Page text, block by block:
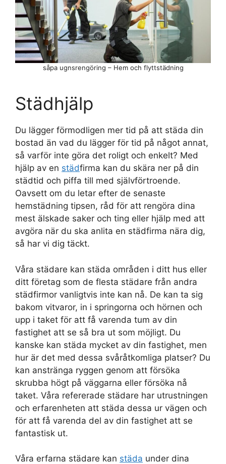
Städhjälp
Du lägger förmodligen mer tid på att städa din
bostad än vad du lägger för tid på något annat,
så varför inte göra det roligt och enkelt? Med
hjälp av en städfirma kan du skära ner på din
städtid och piffa till med självförtroende.
Oavsett om du letar efter de senaste
hemstädning tipsen, råd för att rengöra dina
mest älskade saker och ting eller hjälp med att
avgöra när du ska anlita en städfirma nära dig,
så har vi dig täckt.
Våra städare kan städa områden i ditt hus eller
ditt företag som de flesta städare från andra
städfirmor vanligtvis inte kan nå. De kan ta sig
bakom vitvaror, in i springorna och hörnen och
upp i taket för att få varenda tum av din
fastighet att se så bra ut som möjligt. Du
kanske kan städa mycket av din fastighet, men
hur är det med dessa svåråtkomliga platser? Du
kan anstränga ryggen genom att försöka
skrubba högt på väggarna eller försöka nå
taket. Våra refererade städare har utrustningen
och erfarenheten att städa dessa ur vägen och
för att få varenda del av din fastighet att se
fantastisk ut.
Våra erfarna städare kan städa under dina
såpa ugnsrengöring – Hem och flyttstädning